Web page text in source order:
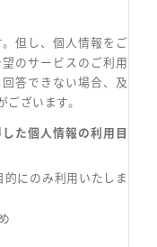
但し、個人情報をご
のサービスのご利用
答できない場合、及
ざいます。
た個人情報の利用目
にのみ利用いたしま